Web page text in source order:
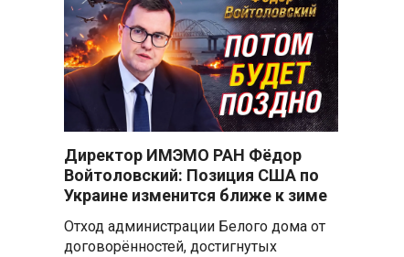
Директор ИМЭМО РАН Фёдор
Войтоловский: Позиция США по
Украине изменится ближе к зиме
Отход администрации Белого дома от
договорённостей, достигнутых